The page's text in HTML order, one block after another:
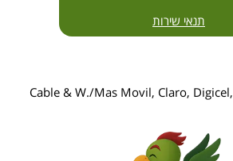
תנאי שירות
Cable & W./Mas Movil, Claro, Digicel,